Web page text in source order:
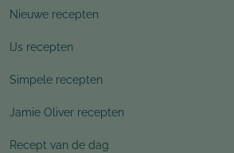
Nieuwe recepten
IJs recepten
Simpele recepten
Jamie Oliver recepten
Recept van de dag